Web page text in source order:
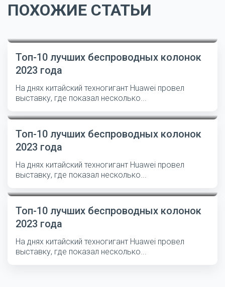
ПОХОЖИЕ СТАТЬИ
Топ-10 лучших беспроводных колонок
2023 года
На днях китайский техногигант Huawei провел
выставку, где показал несколько...
Топ-10 лучших беспроводных колонок
2023 года
На днях китайский техногигант Huawei провел
выставку, где показал несколько...
Топ-10 лучших беспроводных колонок
2023 года
На днях китайский техногигант Huawei провел
выставку, где показал несколько...